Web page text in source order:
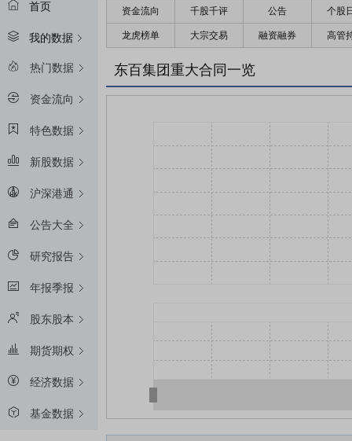
首页
我的数据
热门数据
资金流向
特色数据
新股数据
沪深港通
公告大全
研究报告
年报季报
股东股本
期货期权
经济数据
基金数据
资金流向 千股千评 公告 个股
龙虎榜单 大宗交易 融资融券 高管
东百集团重大合同一览